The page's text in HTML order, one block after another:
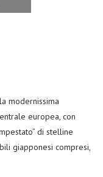
modernissima
europea, con
di stelline
giapponesi compresi,